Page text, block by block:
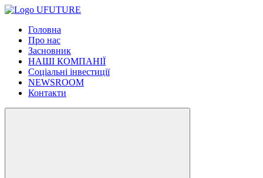
Головна
Про нас
Засновник
НАШІ КОМПАНІЇ
Соціальні інвестиції
NEWSROOM
Контакти